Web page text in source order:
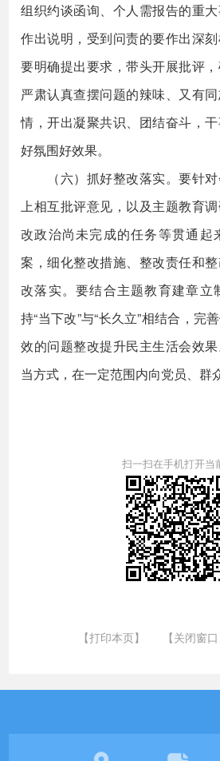
组织约谈函询、个人需报告的重
作出说明，受到问责的要作出深
要明确提出要求，带头开展批评
严肃认真查摆问题的辣味、又有
情，开出凝聚共识、团结奋斗，
好氛围好效果。
（六）抓好整改落实。要针对
上相互批评意见，以及主题教育
改政治尚未完成的任务等贯通起
案，细化整改措施、整改责任和
改落实。要结合主题教育建章立
持“当下改”与“长久立”相结合，完
效的问题整改提升民主生活会效
当方式，在一定范围内向党员、群
扫一扫在手机打开当
【打印本页】 【关闭窗口